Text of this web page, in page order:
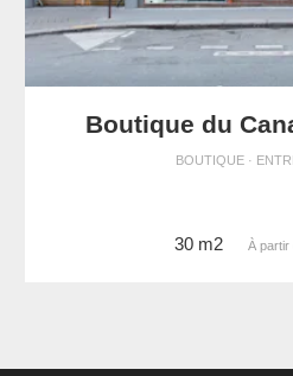
Boutique du
BOUTIQUE ·
30 m2 À partir